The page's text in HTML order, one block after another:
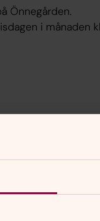
Önnegården.
i månaden
i Färlövs